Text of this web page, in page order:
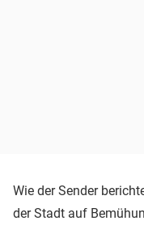
Wie der Sender
der Stadt auf